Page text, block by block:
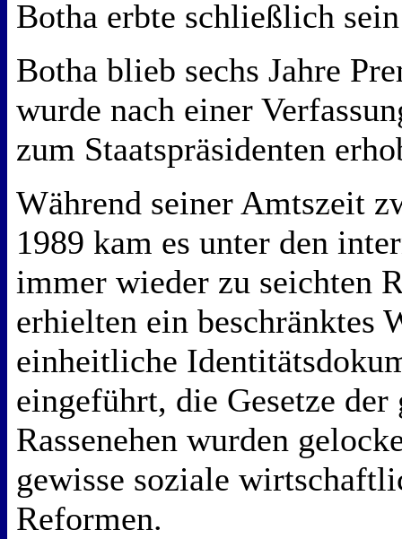
Botha erbte schließlich
Botha blieb sechs Jahre
wurde nach einer
zum Staatspräsidenten
Während seiner Amtszeit
1989 kam es unter den
immer wieder zu seichten
erhielten ein beschränktes
einheitliche
eingeführt, die Gesetze der
Rassenehen wurden
gewisse soziale
Reformen.